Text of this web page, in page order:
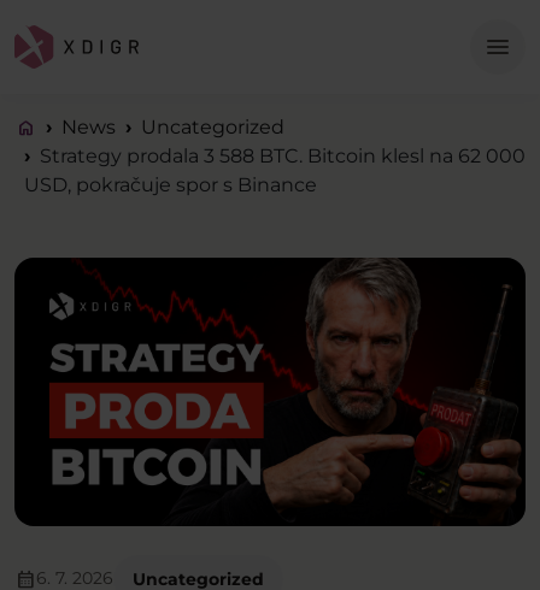
menu
home News
Uncategorized
Strategy prodala 3 588 BTC. Bitcoin klesl na 62 000
USD, pokračuje spor s Binance
calendar_month6. 7. 2026 Uncategorized